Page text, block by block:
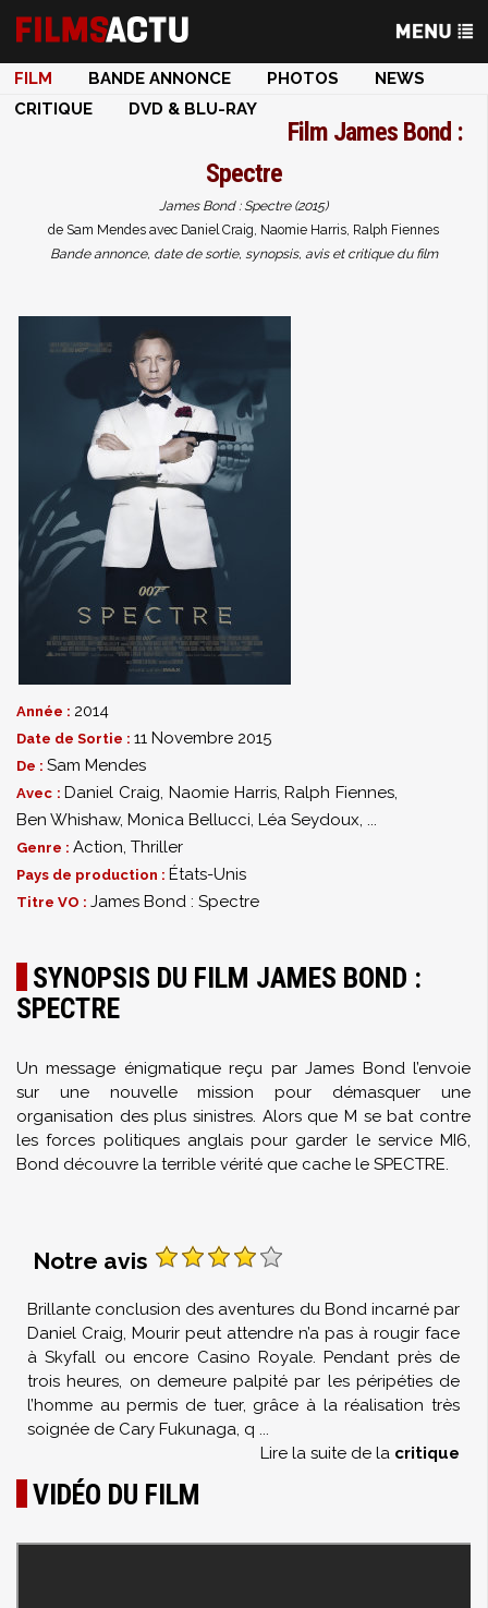
FILM BANDE ANNONCE PHOTOS
NEWS
CRITIQUE
DVD & BLU-RAY
Film James Bond :
Spectre
James Bond : Spectre (2015)
de Sam Mendes avec Daniel Craig, Naomie Harris, Ralph Fiennes
Bande annonce, date de sortie, synopsis, avis et critique du film
Année : 2014
Date de Sortie : 11 Novembre 2015
De : Sam Mendes
Avec : Daniel Craig, Naomie Harris,Ralph Fiennes,
Ben Whishaw, Monica Bellucci, Léa Seydoux, ...
Genre : Action, Thriller
Pays de production : États-Unis
Titre VO : James Bond : Spectre
SYNOPSIS DU FILM JAMES BOND :
SPECTRE
Un message énigmatique reçu par James Bond l’envoie
sur une nouvelle mission pour démasquer une
organisation des plus sinistres. Alors que M se bat contre
les forces politiques anglais pour garder le service MI6,
Bond découvre la terrible vérité que cache le SPECTRE.
Notre avis
Brillante conclusion des aventures du Bond incarné par
Daniel Craig, Mourir peut attendre n’a pas à rougir face
à Skyfall ou encore Casino Royale. Pendant près de
trois heures, on demeure palpité par les péripéties de
l’homme au permis de tuer, grâce à la réalisation très
soignée de Cary Fukunaga, q ...
Lire la suite de la critique
VIDÉO DU FILM